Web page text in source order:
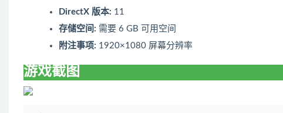
DirectX 版本: 11
存储空间: 需要 6 GB 可用空间
附注事项: 1920×1080 屏幕分辨率
游戏截图